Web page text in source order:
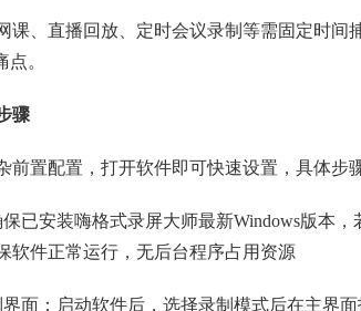
课、直播回放、定时会议录制等需固定时间
。
骤
前置配置，打开软件即可快速设置，具体步
已安装嗨格式录屏大师最新Windows版本
软件正常运行，无后台程序占用资源
面：启动软件后，选择录制模式后在主界